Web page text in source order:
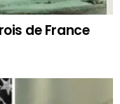
de France